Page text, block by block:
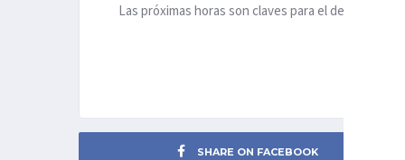
Las próximas horas son claves para el desenlace
SHARE ON FACEBOOK